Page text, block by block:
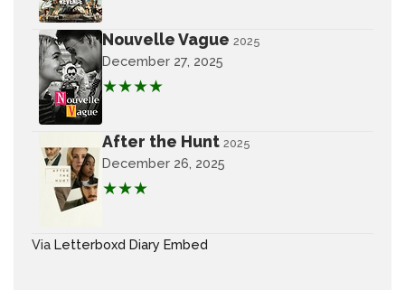
Nouvelle Vague 2025
December 27, 2025
★★★★
After the Hunt 2025
December 26, 2025
★★★
Via Letterboxd Diary Embed